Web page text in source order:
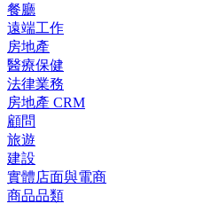
餐廳
遠端工作
房地產
醫療保健
法律業務
房地產 CRM
顧問
旅遊
建設
實體店面與電商
商品品類